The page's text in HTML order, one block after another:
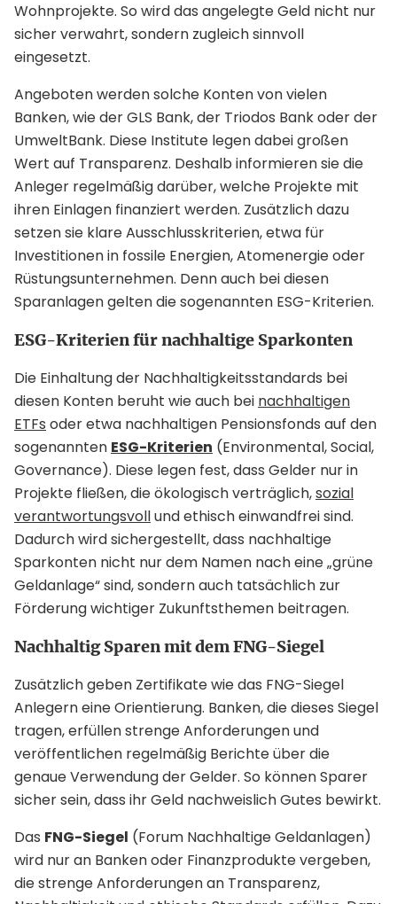
Wohnprojekte. So wird das angelegte Geld nicht nur
sicher verwahrt, sondern zugleich sinnvoll
eingesetzt.
Angeboten werden solche Konten von vielen
Banken, wie der GLS Bank, der Triodos Bank oder der
UmweltBank. Diese Institute legen dabei großen
Wert auf Transparenz. Deshalb informieren sie die
Anleger regelmäßig darüber, welche Projekte mit
ihren Einlagen finanziert werden. Zusätzlich dazu
setzen sie klare Ausschlusskriterien, etwa für
Investitionen in fossile Energien, Atomenergie oder
Rüstungsunternehmen. Denn auch bei diesen
Sparanlagen gelten die sogenannten ESG-Kriterien.
ESG-Kriterien für nachhaltige Sparkonten
Die Einhaltung der Nachhaltigkeitsstandards bei
diesen Konten beruht wie auch bei nachhaltigen
ETFs oder etwa nachhaltigen Pensionsfonds auf den
sogenannten ESG-Kriterien (Environmental, Social,
Governance). Diese legen fest, dass Gelder nur in
Projekte fließen, die ökologisch verträglich,sozial
verantwortungsvollund ethisch einwandfrei sind.
Dadurch wird sichergestellt, dass nachhaltige
Sparkonten nicht nur dem Namen nach eine „grüne
Geldanlage“ sind, sondern auch tatsächlich zur
Förderung wichtiger Zukunftsthemen beitragen.
Nachhaltig Sparen mit dem FNG-Siegel
Zusätzlich geben Zertifikate wie das FNG-Siegel
Anlegern eine Orientierung. Banken, die dieses Siegel
tragen, erfüllen strenge Anforderungen und
veröffentlichen regelmäßig Berichte über die
genaue Verwendung der Gelder. So können Sparer
sicher sein, dass ihr Geld nachweislich Gutes bewirkt.
Das FNG-Siegel (Forum Nachhaltige Geldanlagen)
wird nur an Banken oder Finanzprodukte vergeben,
die strenge Anforderungen an Transparenz,